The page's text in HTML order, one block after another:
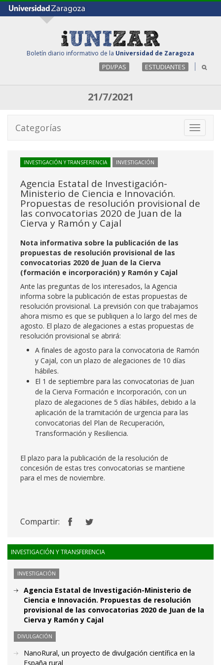
Boletín diario informativo de la Universidad de Zaragoza
PDI/PAS ESTUDIANTES
21/7/2021
Toggle
Categorías
INVESTIGACIÓN Y TRANSFERENCIA INVESTIGACIÓN
Agencia Estatal de Investigación-
Ministerio de Ciencia e Innovación.
Propuestas de resolución provisional de
las convocatorias 2020 de Juan de la
Cierva y Ramón y Cajal
Nota informativa sobre la publicación de las
propuestas de resolución provisional de las
convocatorias 2020 de Juan de la Cierva
(formación e incorporación) y Ramón y Cajal
Ante las preguntas de los interesados, la Agencia
informa sobre la publicación de estas propuestas de
resolución provisional. La previsión con que trabajamos
ahora mismo es que se publiquen a lo largo del mes de
agosto. El plazo de alegaciones a estas propuestas de
resolución provisional se abrirá:
A finales de agosto para la convocatoria de Ramón
y Cajal, con un plazo de alegaciones de 10 días
hábiles.
El 1 de septiembre para las convocatorias de Juan
de la Cierva Formación e Incorporación, con un
plazo de alegaciones de 5 días hábiles, debido a la
aplicación de la tramitación de urgencia para las
convocatorias del Plan de Recuperación,
Transformación y Resiliencia.
El plazo para la publicación de la resolución de
concesión de estas tres convocatorias se mantiene
para el mes de noviembre.
Compartir:
INVESTIGACIÓN Y TRANSFERENCIA
INVESTIGACIÓN
Agencia Estatal de Investigación-Ministerio de
Ciencia e Innovación. Propuestas de resolución
provisional de las convocatorias 2020 de Juan de la
Cierva y Ramón y Cajal
DIVULGACIÓN
NanoRural, un proyecto de divulgación científica en la
España rural